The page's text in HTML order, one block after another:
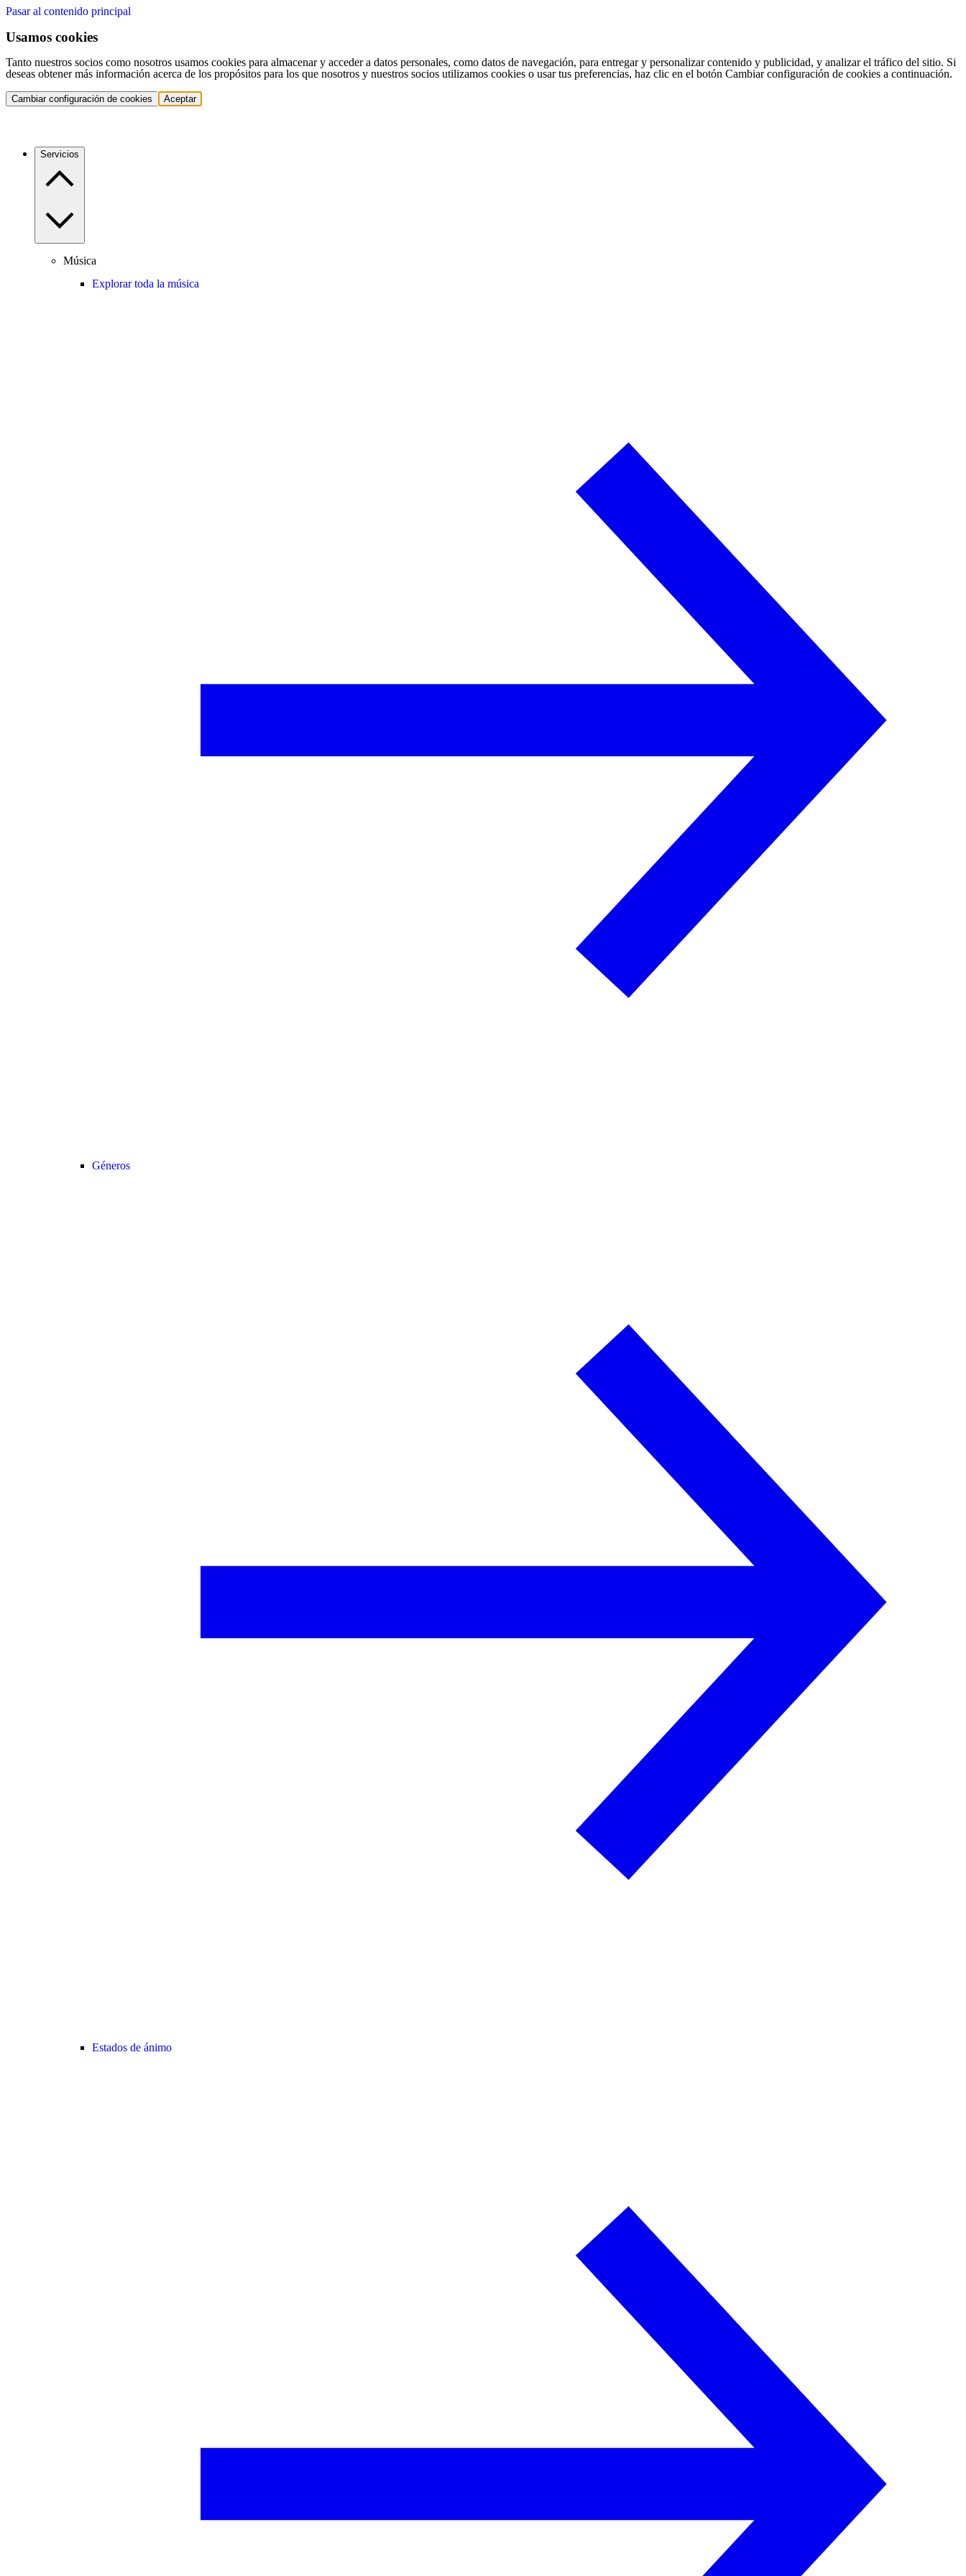
Pasar al contenido principal
Usamos cookies
Tanto nuestros socios como nosotros usamos cookies para almacenar y acceder a datos personales, como datos de navegación, para entregar y personalizar contenido y publicidad, y analizar el tráfico del sitio. Si
deseas obtener más información acerca de los propósitos para los que nosotros y nuestros socios utilizamos cookies o usar tus preferencias, haz clic en el botón Cambiar configuración de cookies a continuación.
Cambiar configuración de cookies Aceptar
Servicios
Música
Explorar toda la música
Géneros
Estados de ánimo